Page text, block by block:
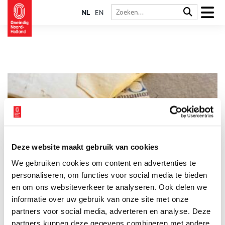
Deze website maakt gebruik van cookies
We gebruiken cookies om content en advertenties te
personaliseren, om functies voor social media te bieden
en om ons websiteverkeer te analyseren. Ook delen we
informatie over uw gebruik van onze site met onze
partners voor social media, adverteren en analyse. Deze
partners kunnen deze gegevens combineren met andere
NL EN
monsterachtige trekjes
Elke maand plaatst het Regionaal Archief Alkmaar een
bijzonder archiefstuk uit de collectie in de schijnwerpers. Deze
keer, speciaal voor Halloween: een bijzonder, monsterachtig
exemplaar van de “Cronyke van Holland” uit het archief van de
Familie Van Foreest. We kennen allemaal het monster van
Frankenstein: het door Victor Frankenstein gecreëerde wezen
3 min